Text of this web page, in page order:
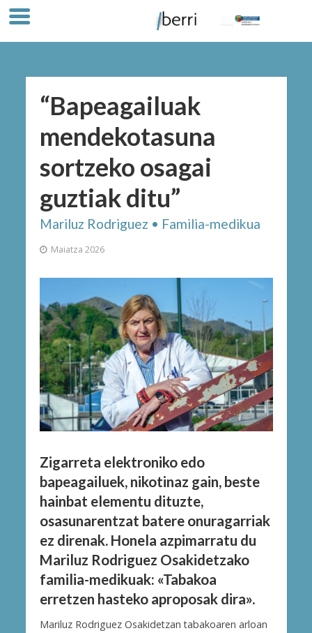
“Bapeagailuak
mendekotasuna
sortzeko osagai
guztiak ditu”
Mariluz Rodriguez • Familia-medikua
Maiatza 2026
Zigarreta elektroniko edo
bapeagailuek, nikotinaz gain, beste
hainbat elementu dituzte,
osasunarentzat batere onuragarriak
ez direnak. Honela azpimarratu du
Mariluz Rodriguez Osakidetzako
familia-medikuak: «Tabakoa
erretzen hasteko aproposak dira».
Mariluz Rodriguez Osakidetzan tabakoaren arloan